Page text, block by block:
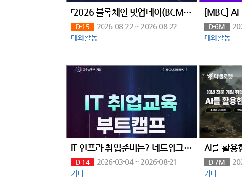
「2026 블록체인 밋업데이(BCMD)」 18회차 교육생 모집
D-15
2026-08-22 ~ 2026-08-22
대외활동
D-6M
대외활동
IT 인프라 취업준비는? 네트워크부터 클라우드까지 엔지니어 취업 교육으로 끝내자
D-14
2026-03-04 ~ 2026-08-21
기타
D-7M
기타